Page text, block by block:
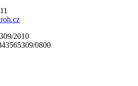
2010
0800